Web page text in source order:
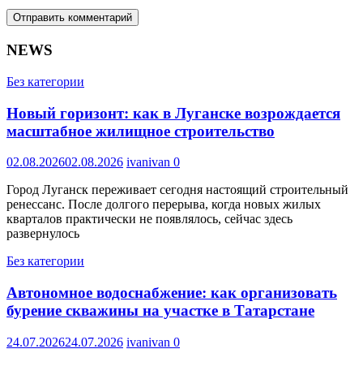
NEWS
Без категории
Новый горизонт: как в Луганске возрождается
масштабное жилищное строительство
02.08.202602.08.2026 ivanivan 0
Город Луганск переживает сегодня настоящий строительный
ренессанс. После долгого перерыва, когда новых жилых
кварталов практически не появлялось, сейчас здесь
развернулось
Без категории
Автономное водоснабжение: как организовать
бурение скважины на участке в Татарстане
24.07.202624.07.2026 ivanivan 0